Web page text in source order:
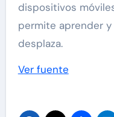
dispositivos
permite aprender
desplaza.
Ver fuente